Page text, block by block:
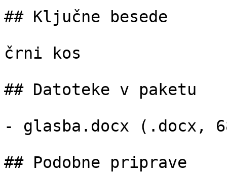
## Ključne besede
črni kos
## Datoteke v paketu
- glasba.docx (.docx,
## Podobne priprave